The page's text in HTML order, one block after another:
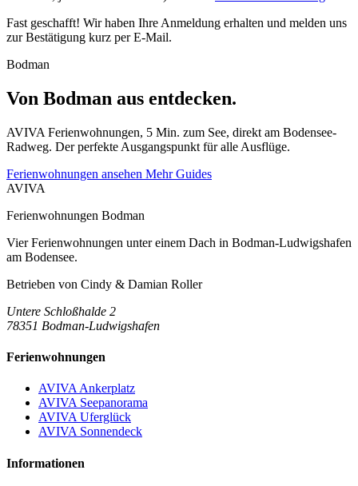
Fast geschafft! Wir haben Ihre Anmeldung erhalten und melden uns
zur Bestätigung kurz per E-Mail.
Bodman
Von Bodman aus entdecken.
AVIVA Ferienwohnungen, 5 Min. zum See, direkt am Bodensee-
Radweg. Der perfekte Ausgangspunkt für alle Ausflüge.
Ferienwohnungen ansehen Mehr Guides
AVIVA
Ferienwohnungen Bodman
Vier Ferienwohnungen unter einem Dach in Bodman-Ludwigshafen
am Bodensee.
Betrieben von Cindy & Damian Roller
Untere Schloßhalde 2
78351 Bodman-Ludwigshafen
Ferienwohnungen
AVIVA Ankerplatz
AVIVA Seepanorama
AVIVA Uferglück
AVIVA Sonnendeck
Informationen